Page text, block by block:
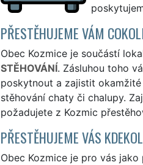
PŘESTĚHUJEME VÁM
Obec Kozmice je součástí
STĚHOVÁNÍ. Zásluhou toho
poskytnout a zajistit
stěhování chaty či chalupy.
požadujete z Kozmic
PŘESTĚHUJEME VÁS
Obec Kozmice je pro vás